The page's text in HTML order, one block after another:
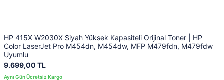
HP 415X W2030X Siyah Yüksek Kapasiteli Orijinal Toner | HP
Color LaserJet Pro M454dn, M454dw, MFP M479fdn, M479fdw
Uyumlu
9.699,00 TL